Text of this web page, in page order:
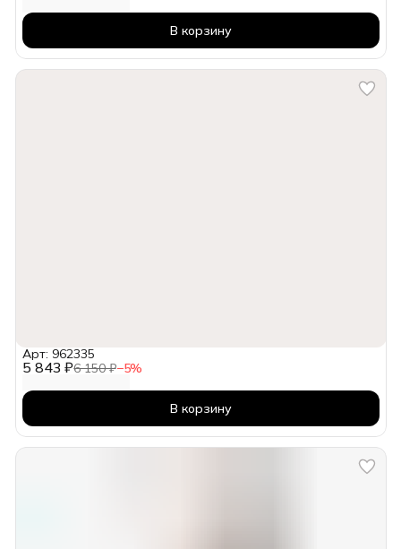
В корзину
5 843 ₽6 150 ₽−5%
Арт: 962335
В корзину